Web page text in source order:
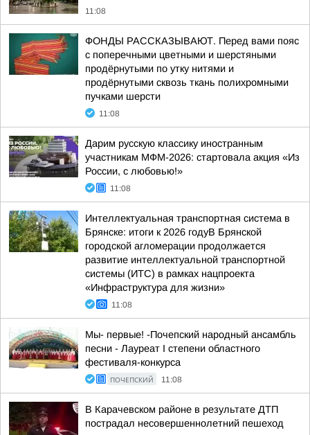
11:08
ФОНДЫ РАССКАЗЫВАЮТ. Перед вами пояс
с поперечными цветными и шерстяными
продёрнутыми по утку нитями и
продёрнутыми сквозь ткань полихромными
пучками шерсти
11:08
Дарим русскую классику иностранным
участникам МФМ-2026: стартовала акция «Из
России, с любовью!»
11:08
Интеллектуальная транспортная система в
Брянске: итоги к 2026 годуВ Брянской
городской агломерации продолжается
развитие интеллектуальной транспортной
системы (ИТС) в рамках нацпроекта
«Инфраструктура для жизни»
11:08
Мы- первые! -Почепский народный ансамбль
песни - Лауреат I степени областного
фестиваля-конкурса
ПОЧЕПСКИЙ 11:08
В Карачевском районе в результате ДТП
пострадал несовершеннолетний пешеход